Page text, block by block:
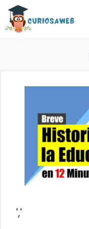
Saltar
contenido
','